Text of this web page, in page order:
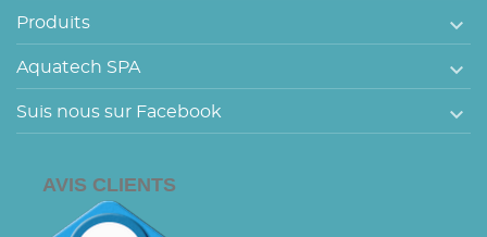
Produits 
Aquatech SPA 
Suis nous sur Facebook 
AVIS CLIENTS